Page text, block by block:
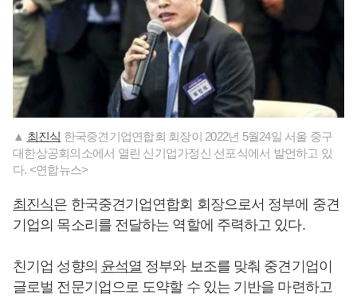
▲ 최진식 한국중견기업연합회 회장이 2022년 5월24일 서울 중구
대한상공회의소에서 열린 신기업가정신 선포식에서 발언하고 있
다. <연합뉴스>
최진식은 한국중견기업연합회 회장으로서 정부에 중견
기업의 목소리를 전달하는 역할에 주력하고 있다.
친기업 성향의 윤석열 정부와 보조를 맞춰 중견기업이
글로벌 전문기업으로 도약할 수 있는 기반을 마련하고